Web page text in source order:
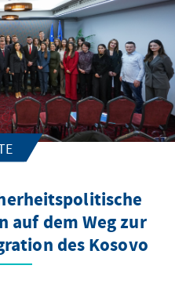
auf dem Weg zur
des Kosovo